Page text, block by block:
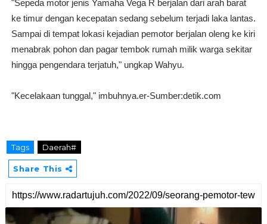
"Sepeda motor jenis Yamaha Vega R berjalan dari arah barat
ke timur dengan kecepatan sedang sebelum terjadi laka lantas.
Sampai di tempat lokasi kejadian pemotor berjalan oleng ke kiri
menabrak pohon dan pagar tembok rumah milik warga sekitar
hingga pengendara terjatuh," ungkap Wahyu.
"Kecelakaan tunggal," imbuhnya.er-Sumber:detik.com
Tags Daerah#
Share This